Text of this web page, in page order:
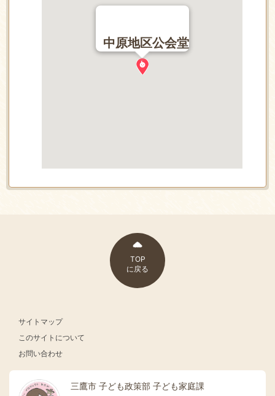
中原地区公会堂
TOP
に戻る
サイトマップ
このサイトについて
お問い合わせ
三鷹市 子ども政策部 子ども家庭課